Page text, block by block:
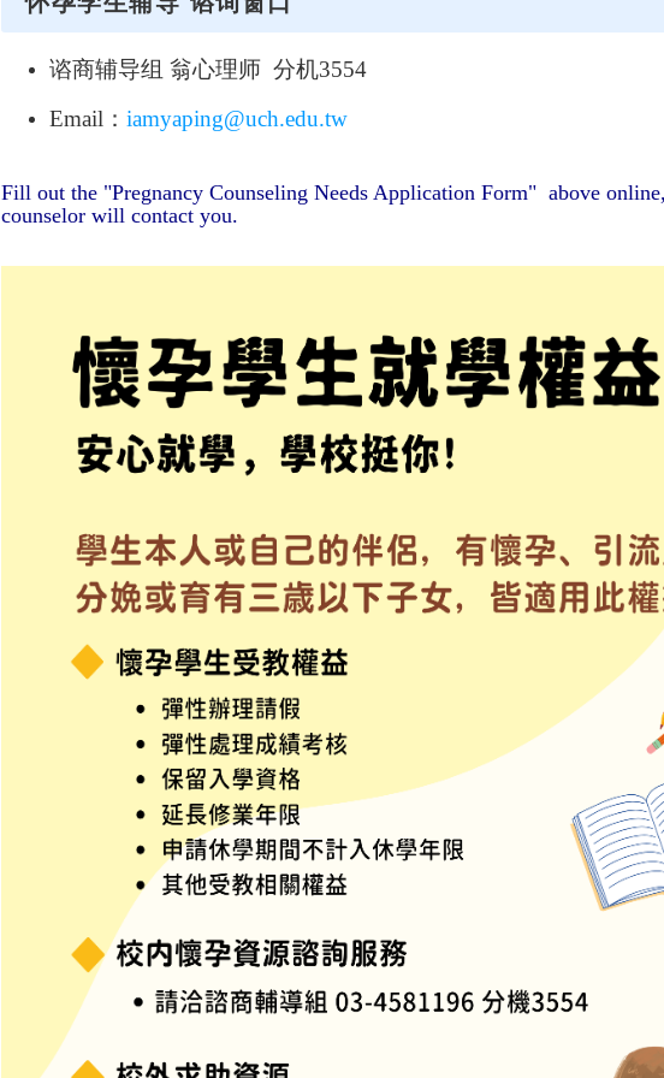
谘商辅导组 翁心理师 分机3554
Email： iamyaping@uch.edu.tw
Fill out the "Pregnancy Counseling Needs Application Form" above
counselor will contact you.